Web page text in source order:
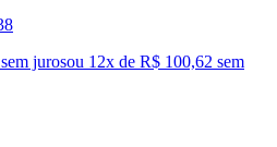
jurosou 12x de R$ 100,62 sem